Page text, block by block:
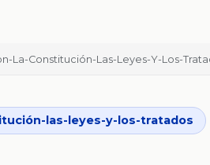
La-Constitución-Las-Leyes-Y-Los-
las-leyes-y-los-tratados